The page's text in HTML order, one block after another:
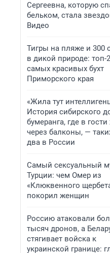
Сергеевна, которую
бельком, стала
Видео
Тигры на пляже и 300
в дикой природе: топ-
самых красивых бухт
Приморского края
«Жила тут
История сибирского
бумеранга, где в
через балконы, —
два в России
Самый сексуальный
Турции: чем Омер из
«Клюквенного
покорил женщин
Россию атаковали
тысяч дронов, а
стягивает войска к
украинской границе: